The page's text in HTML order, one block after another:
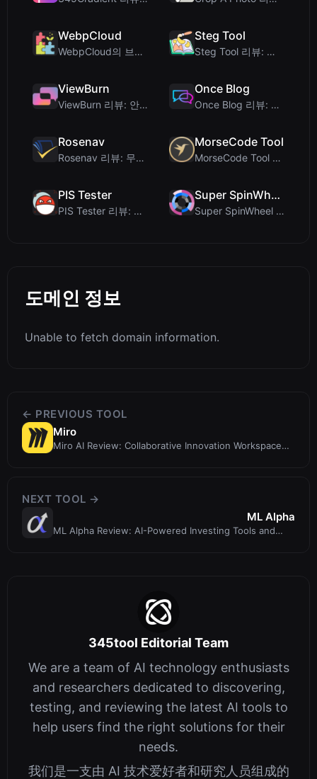
WebpCloud
WebpCloud의 브라우저 내 이미지 스티처 첫인상
Steg Tool
Steg Tool 리뷰: 궁극의 클라이언트 측 이미지 스테가노그래피 솔루션
ViewBurn
ViewBurn 리뷰: 안전한 일회성 메시지를 위한 무료 열람 후 삭제 도구
Once Blog
Once Blog 리뷰: 일시적 게시물과 안전한 일회성 공유
Rosenav
Rosenav 리뷰: 무료 온라인 코사인 유사도 검사기 및 텍스트 차이 비교 도구
MorseCode Tool
MorseCode Tool 리뷰: 오디오 및 조명을 갖춘 무료 온라인 텍스트-모스 부호 변...
PIS Tester
PIS Tester 리뷰: 가짜 친구를 색출하는 AI 없는 우정 퀴즈
Super SpinWheel
Super SpinWheel 리뷰: 개인정보 보호 우선 무료 휠 스피너
도메인 정보
Unable to fetch domain information.
← PREVIOUS TOOL
Miro
Miro AI Review: Collaborative Innovation Workspace
NEXT TOOL →
ML Alpha
ML Alpha Review: AI-Powered Investing Tools and
345tool Editorial Team
We are a team of AI technology enthusiasts
and researchers dedicated to discovering,
testing, and reviewing the latest AI tools to
help users find the right solutions for their
needs.
我们是一支由 AI 技术爱好者和研究人员组成的